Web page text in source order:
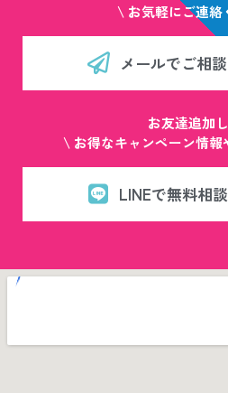
\ お気軽にご連絡
メールでご相
お友達追加
\ お得なキャンペーン情
LINEで無料相